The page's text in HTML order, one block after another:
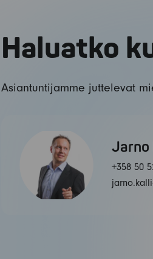
Haluatko
Asiantuntijamme juttelevat
Jarno
+358 50